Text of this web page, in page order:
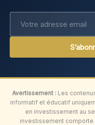
Avertissement : Les
informatif et éducatif
en investissement au
investissement